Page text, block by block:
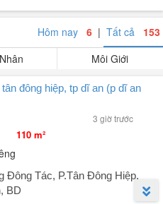
Hôm nay 6 | Tất cả 153
Môi Giới
đông hiệp, tp dĩ an (p dĩ an
3 giờ trước
110 m²
Đông Tác, P.Tân Đông Hiệp,
BD